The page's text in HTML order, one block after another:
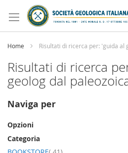
al
contenuto
Home Risultati di ricerca per: 'guida al
Risultati di ricerca
geolog dal
Naviga per
Opzioni
Categoria